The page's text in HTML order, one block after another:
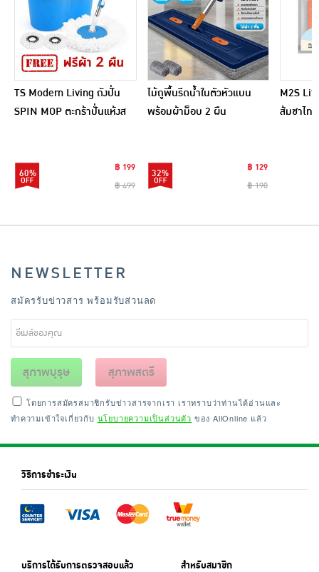
TS Modern Living ถังปั่น
SPIN MOP ตะกร้าปั่นแห้งส
60%
฿ 199
฿ 499
ไม้ถูพื้นรีดน้ำในตัวหัวแบน
พร้อมผ้าม็อบ 2 ผืน
32%
฿ 129
฿ 190
M2S
ส้มชาไท
NEWSLETTER
สมัครรับข่าวสาร พร้อมรับส่วนลด
สุภาพบุรุษ สุภาพสตรี
โดยการสมัครสมาชิกรับข่าวสารจากเรา เราทราบว่าท่านได้อ่านและ
ทำความเข้าใจเกี่ยวกับ นโยบายความเป็นส่วนตัว ของ AllOnline แล้ว
วิธีการชำระเงิน
บริการได้รับการตรวจสอบแล้ว สำหรับสมาชิก